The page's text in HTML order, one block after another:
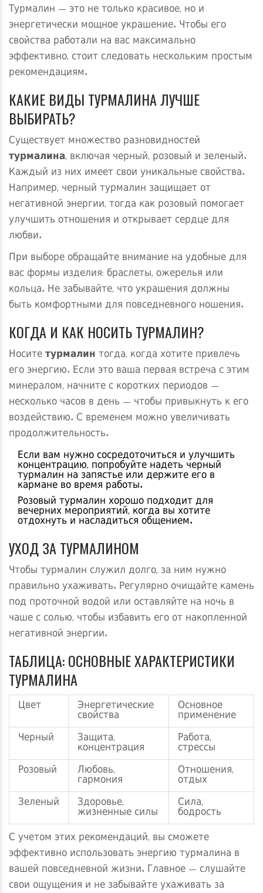
Турмалин — это не только красивое, но и
энергетически мощное украшение. Чтобы его
свойства работали на вас максимально
эффективно, стоит следовать нескольким простым
рекомендациям.
КАКИЕ ВИДЫ ТУРМАЛИНА ЛУЧШЕ
ВЫБИРАТЬ?
Существует множество разновидностей
турмалина, включая черный, розовый и зеленый.
Каждый из них имеет свои уникальные свойства.
Например, черный турмалин защищает от
негативной энергии, тогда как розовый помогает
улучшить отношения и открывает сердце для
любви.
При выборе обращайте внимание на удобные для
вас формы изделия: браслеты, ожерелья или
кольца. Не забывайте, что украшения должны
быть комфортными для повседневного ношения.
КОГДА И КАК НОСИТЬ ТУРМАЛИН?
Носитетурмалин тогда, когда хотите привлечь
его энергию. Если это ваша первая встреча с этим
минералом, начните с коротких периодов —
несколько часов в день — чтобы привыкнуть к его
воздействию. С временем можно увеличивать
продолжительность.
Если вам нужно сосредоточиться и улучшить
концентрацию, попробуйте надеть черный
турмалин на запястье или держите его в
кармане во время работы.
Розовый турмалин хорошо подходит для
вечерних мероприятий, когда вы хотите
отдохнуть и насладиться общением.
УХОД ЗА ТУРМАЛИНОМ
Чтобы турмалин служил долго, за ним нужно
правильно ухаживать. Регулярно очищайте камень
под проточной водой или оставляйте на ночь в
чаше с солью, чтобы избавить его от накопленной
негативной энергии.
ТАБЛИЦА: ОСНОВНЫЕ ХАРАКТЕРИСТИКИ
ТУРМАЛИНА
Цвет Энергетические
свойства
Основное
применение
Черный
Защита,
концентрация
Работа,
стрессы
Розовый
Любовь,
гармония
Отношения,
отдых
Зеленый
Здоровье,
жизненные силы
Сила,
бодрость
С учетом этих рекомендаций, вы сможете
эффективно использовать энергию турмалина в
вашей повседневной жизни. Главное — слушайте
свои ощущения и не забывайте ухаживать за